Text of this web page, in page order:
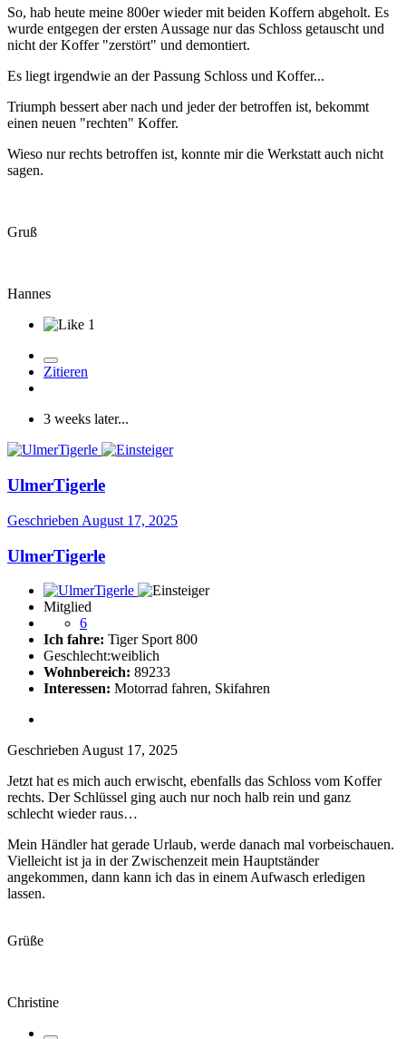
So, hab heute meine 800er wieder mit beiden Koffern abgeholt. Es
wurde entgegen der ersten Aussage nur das Schloss getauscht und
nicht der Koffer "zerstört" und demontiert.
Es liegt irgendwie an der Passung Schloss und Koffer...
Triumph bessert aber nach und jeder der betroffen ist, bekommt
einen neuen "rechten" Koffer.
Wieso nur rechts betroffen ist, konnte mir die Werkstatt auch nicht
sagen.
Gruß
Hannes
1
Zitieren
3 weeks later...
UlmerTigerle
Geschrieben August 17, 2025
UlmerTigerle
Mitglied
6
Ich fahre: Tiger Sport 800
Geschlecht:weiblich
Wohnbereich: 89233
Interessen: Motorrad fahren, Skifahren
Geschrieben August 17, 2025
Jetzt hat es mich auch erwischt, ebenfalls das Schloss vom Koffer
rechts. Der Schlüssel ging auch nur noch halb rein und ganz
schlecht wieder raus…
Mein Händler hat gerade Urlaub, werde danach mal vorbeischauen.
Vielleicht ist ja in der Zwischenzeit mein Hauptständer
angekommen, dann kann ich das in einem Aufwasch erledigen
lassen.
Grüße
Christine